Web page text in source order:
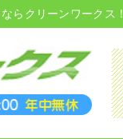
らクリーンワークス！